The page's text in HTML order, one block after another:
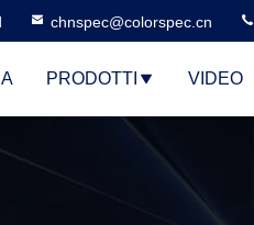
chnspec@colorspec.cn
PRODOTTI VIDEO